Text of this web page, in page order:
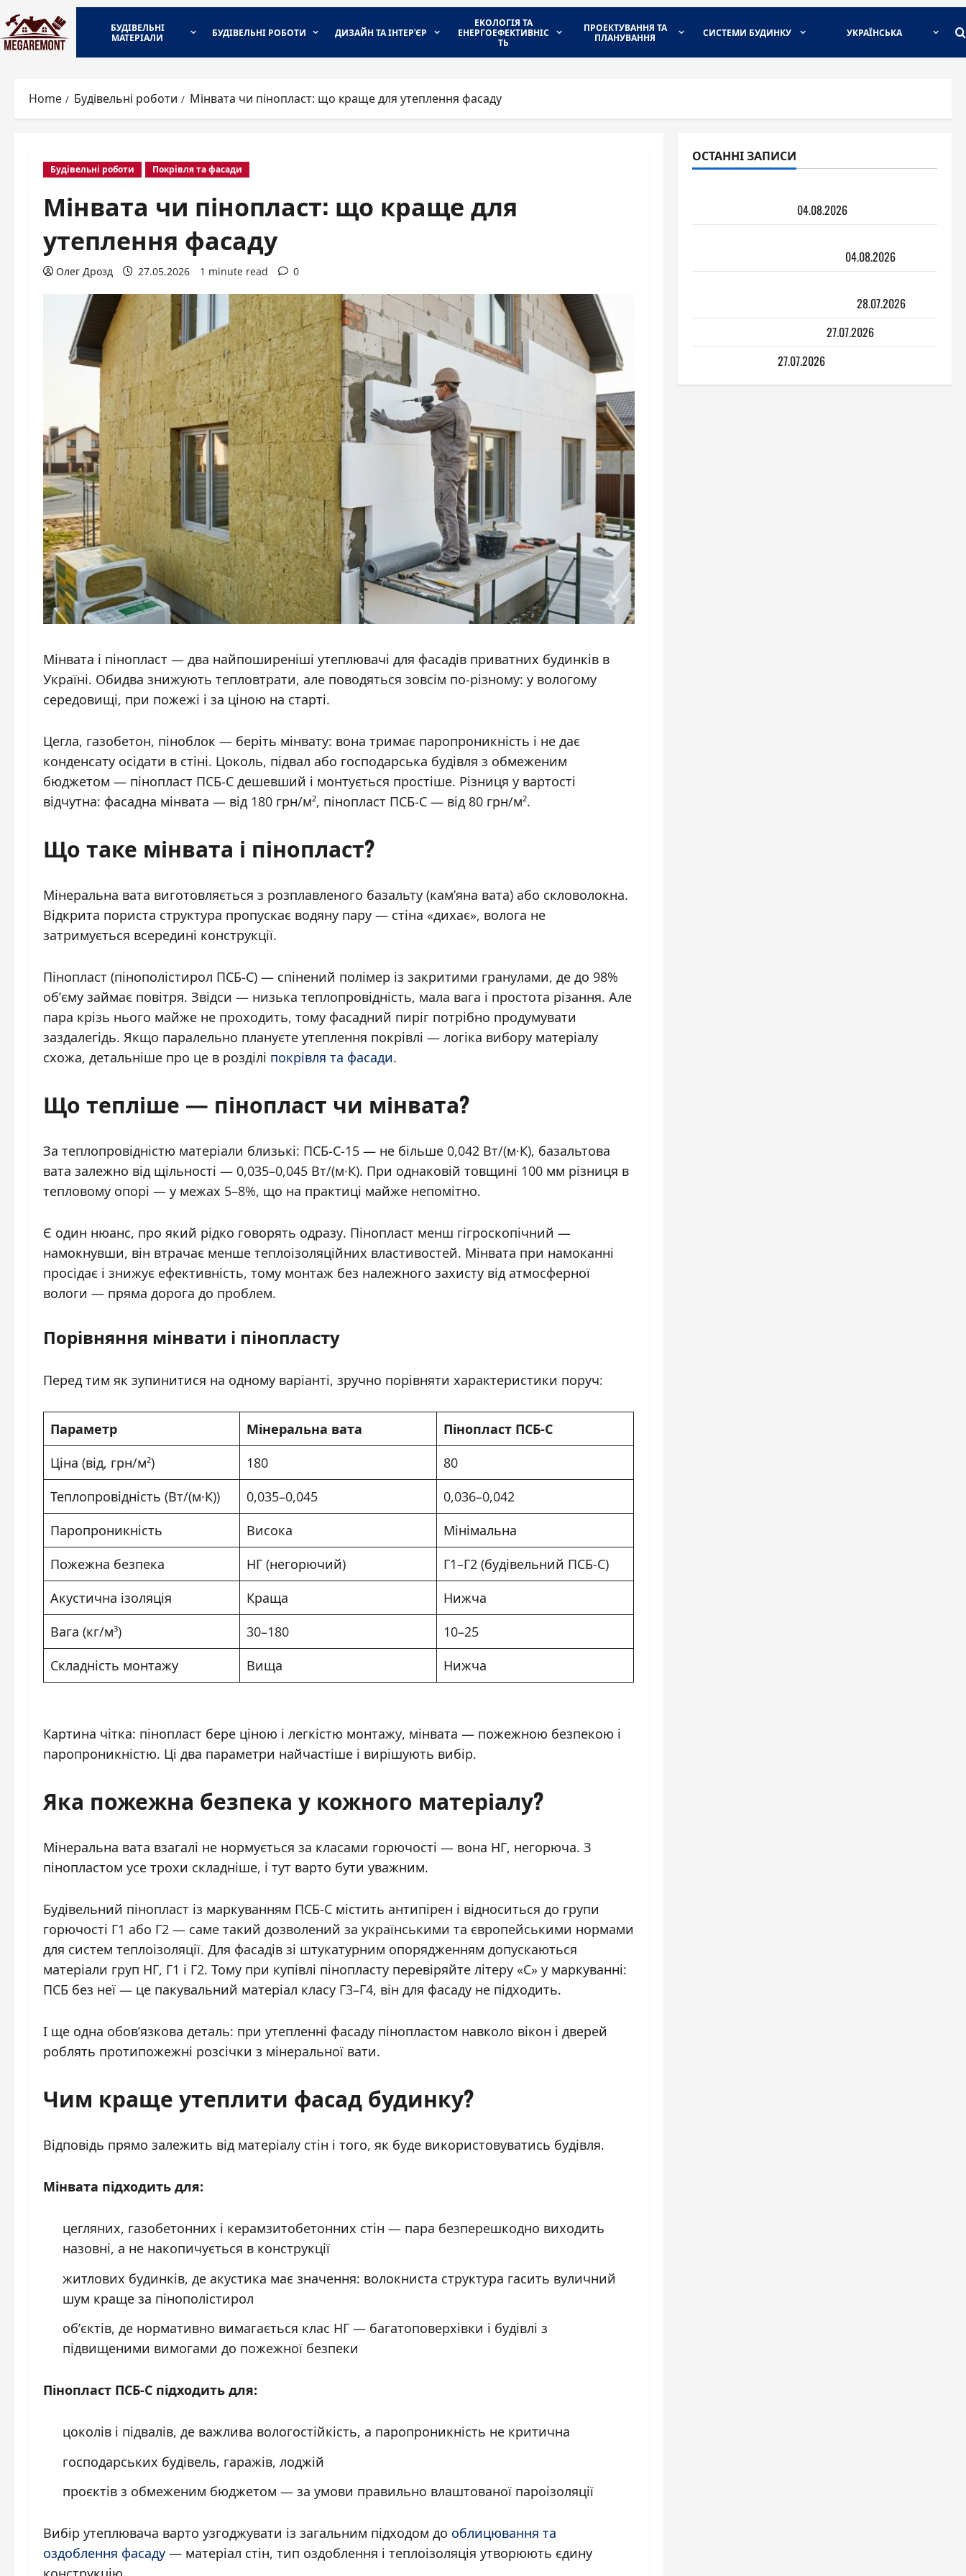
to
content
БУДІВЕЛЬНІ
МАТЕРІАЛИ
БУДІВЕЛЬНІ РОБОТИ ДИЗАЙН ТА ІНТЕР’ЄР
ЕКОЛОГІЯ ТА
ЕНЕРГОЕФЕКТИВНІС
ТЬ
ПРОЕКТУВАННЯ ТА
ПЛАНУВАННЯ
СИСТЕМИ БУДИНКУ УКРАЇНСЬКА
Home Будівельні роботи Мінвата чи пінопласт: що краще для утеплення фасаду
Будівельні роботи Покрівля та фасади
Мінвата чи пінопласт: що краще для
утеплення фасаду
Олег Дрозд 27.05.2026 1 minute read 0
Мінвата і пінопласт — два найпоширеніші утеплювачі для фасадів приватних будинків в
Україні. Обидва знижують тепловтрати, але поводяться зовсім по-різному: у вологому
середовищі, при пожежі і за ціною на старті.
Цегла, газобетон, піноблок — беріть мінвату: вона тримає паропроникність і не дає
конденсату осідати в стіні. Цоколь, підвал або господарська будівля з обмеженим
бюджетом — пінопласт ПСБ-С дешевший і монтується простіше. Різниця у вартості
відчутна: фасадна мінвата — від 180 грн/м², пінопласт ПСБ-С — від 80 грн/м².
Що таке мінвата і пінопласт?
Мінеральна вата виготовляється з розплавленого базальту (кам’яна вата) або скловолокна.
Відкрита пориста структура пропускає водяну пару — стіна «дихає», волога не
затримується всередині конструкції.
Пінопласт (пінополістирол ПСБ-С) — спінений полімер із закритими гранулами, де до 98%
об’єму займає повітря. Звідси — низька теплопровідність, мала вага і простота різання. Але
пара крізь нього майже не проходить, тому фасадний пиріг потрібно продумувати
заздалегідь. Якщо паралельно плануєте утеплення покрівлі — логіка вибору матеріалу
схожа, детальніше про це в розділі покрівля та фасади.
Що тепліше — пінопласт чи мінвата?
За теплопровідністю матеріали близькі: ПСБ-С-15 — не більше 0,042 Вт/(м·К), базальтова
вата залежно від щільності — 0,035–0,045 Вт/(м·К). При однаковій товщині 100 мм різниця в
тепловому опорі — у межах 5–8%, що на практиці майже непомітно.
Є один нюанс, про який рідко говорять одразу. Пінопласт менш гігроскопічний —
намокнувши, він втрачає менше теплоізоляційних властивостей. Мінвата при намоканні
просідає і знижує ефективність, тому монтаж без належного захисту від атмосферної
вологи — пряма дорога до проблем.
Порівняння мінвати і пінопласту
Перед тим як зупинитися на одному варіанті, зручно порівняти характеристики поруч:
Параметр Мінеральна вата
Пінопласт ПСБ-С
Ціна (від, грн/м²)
180
80
Теплопровідність (Вт/(м·К))
0,035–0,045
0,036–0,042
Паропроникність
Висока
Мінімальна
Пожежна безпека
НГ (негорючий)
Г1–Г2 (будівельний ПСБ-С)
Акустична ізоляція
Краща
Нижча
Вага (кг/м³)
30–180
10–25
Складність монтажу
Вища Нижча
Картина чітка: пінопласт бере ціною і легкістю монтажу, мінвата — пожежною безпекою і
паропроникністю. Ці два параметри найчастіше і вирішують вибір.
Яка пожежна безпека у кожного матеріалу?
Мінеральна вата взагалі не нормується за класами горючості — вона НГ, негорюча. З
пінопластом усе трохи складніше, і тут варто бути уважним.
Будівельний пінопласт із маркуванням ПСБ-С містить антипірен і відноситься до групи
горючості Г1 або Г2 — саме такий дозволений за українськими та європейськими нормами
для систем теплоізоляції. Для фасадів зі штукатурним опорядженням допускаються
матеріали груп НГ, Г1 і Г2. Тому при купівлі пінопласту перевіряйте літеру «С» у маркуванні:
ПСБ без неї — це пакувальний матеріал класу Г3–Г4, він для фасаду не підходить.
І ще одна обов’язкова деталь: при утепленні фасаду пінопластом навколо вікон і дверей
роблять протипожежні розсічки з мінеральної вати.
Чим краще утеплити фасад будинку?
Відповідь прямо залежить від матеріалу стін і того, як буде використовуватись будівля.
Мінвата підходить для:
цегляних, газобетонних і керамзитобетонних стін — пара безперешкодно виходить
назовні, а не накопичується в конструкції
житлових будинків, де акустика має значення: волокниста структура гасить вуличний
шум краще за пінополістирол
об’єктів, де нормативно вимагається клас НГ — багатоповерхівки і будівлі з
підвищеними вимогами до пожежної безпеки
Пінопласт ПСБ-С підходить для:
цоколів і підвалів, де важлива вологостійкість, а паропроникність не критична
господарських будівель, гаражів, лоджій
проєктів з обмеженим бюджетом — за умови правильно влаштованої пароізоляції
Вибір утеплювача варто узгоджувати із загальним підходом до облицювання та
оздоблення фасаду — матеріал стін, тип оздоблення і теплоізоляція утворюють єдину
ОСТАННІ ЗАПИСИ
04.08.2026
04.08.2026
28.07.2026
27.07.2026
27.07.2026